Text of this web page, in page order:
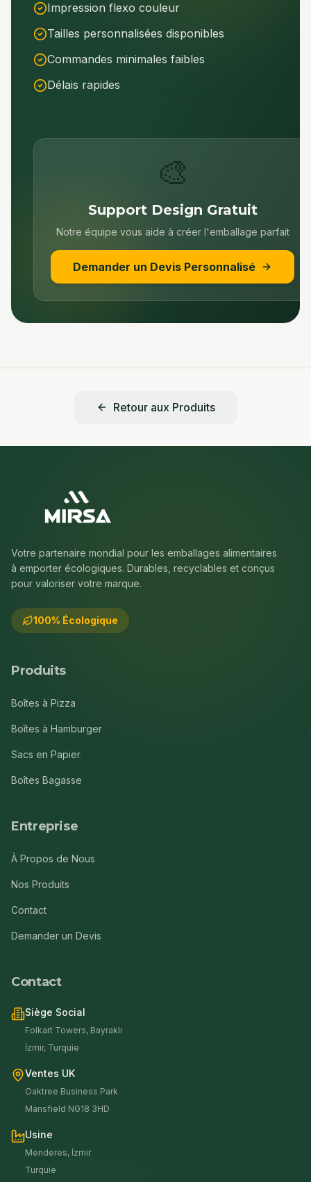
Impression flexo couleur
Tailles personnalisées disponibles
Commandes minimales faibles
Délais rapides
🎨
Support Design Gratuit
Notre équipe vous aide à créer l'emballage parfait
Demander un Devis Personnalisé
Retour aux Produits
Votre partenaire mondial pour les emballages alimentaires
à emporter écologiques. Durables, recyclables et conçus
pour valoriser votre marque.
100% Écologique
Produits
Boîtes à Pizza
Boîtes à Hamburger
Sacs en Papier
Boîtes Bagasse
Entreprise
À Propos de Nous
Nos Produits
Contact
Demander un Devis
Contact
Siège Social
Folkart Towers, Bayraklı
İzmir, Turquie
Ventes UK
Oaktree Business Park
Mansfield NG18 3HD
Usine
Menderes, İzmir
Turquie